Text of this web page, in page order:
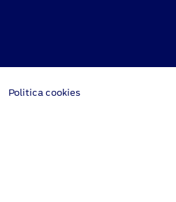
Politica cookies